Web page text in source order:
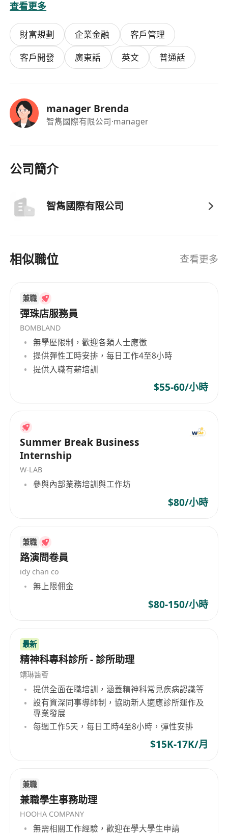
良好的團隊協作意識與項目管理能力，能有效整
合內部資源達成業務目標
查看更多
財富規劃 企業金融
客戶管理
客戶開發
廣東話 英文 普通話
manager Brenda
智雋國際有限公司·manager
公司簡介
智雋國際有限公司
相似職位 查看更多
兼職
彈珠店服務員
BOMBLAND
無學歷限制，歡迎各類人士應徵
提供彈性工時安排，每日工作4至8小時
提供入職有薪培訓
$55-60/小時
Summer Break Business
Internship
W-LAB
參與內部業務培訓與工作坊
$80/小時
兼職
路演問卷員
idy chan co
無上限佣金
$80-150/小時
最新
精神科專科診所 - 診所助理
靖琳醫薈
提供全面在職培訓，涵蓋精神科常見疾病認識等
設有資深同事導師制，協助新人適應診所運作及
專業發展
每週工作5天，每日工時4至8小時，彈性安排
$15K-17K/月
兼職
兼職學生事務助理
HOOHA COMPANY
無需相關工作經驗，歡迎在學大學生申請